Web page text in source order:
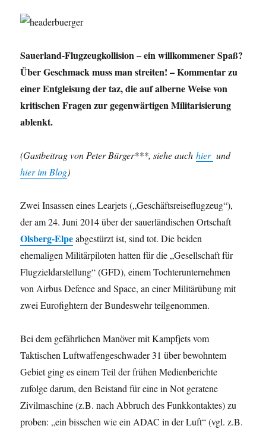
Sauerland-Flugzeugkollision – ein willkommener Spaß?
Über Geschmack muss man streiten! – Kommentar zu
einer Entgleisung der taz, die auf alberne Weise von
kritischen Fragen zur gegenwärtigen Militarisierung
ablenkt.
(Gastbeitrag von Peter Bürger***, siehe auchhier und
hier im Blog)
Zwei Insassen eines Learjets („Geschäftsreiseflugzeug“),
der am 24. Juni 2014 über der sauerländischen Ortschaft
Olsberg-Elpeabgestürzt ist, sind tot. Die beiden
ehemaligen Militärpiloten hatten für die „Gesellschaft für
Flugzieldarstellung“ (GFD), einem Tochterunternehmen
von Airbus Defence and Space, an einer Militärübung mit
zwei Eurofightern der Bundeswehr teilgenommen.
Bei dem gefährlichen Manöver mit Kampfjets vom
Taktischen Luftwaffengeschwader 31 über bewohntem
Gebiet ging es einem Teil der frühen Medienberichte
zufolge darum, den Beistand für eine in Not geratene
Zivilmaschine (z.B. nach Abbruch des Funkkontaktes) zu
proben: „ein bisschen wie ein ADAC in der Luft“ (vgl. z.B.